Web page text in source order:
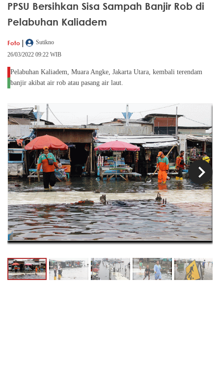
PPSU Bersihkan Sisa Sampah Banjir Rob di
Pelabuhan Kaliadem
Foto |
Sutikno
26/03/2022 09:22 WIB
Pelabuhan Kaliadem, Muara Angke, Jakarta Utara, kembali terendam
banjir akibat air rob atau pasang air laut.
chevron_right
chevron_left